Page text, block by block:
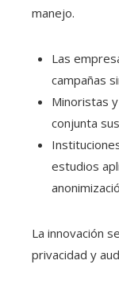
manejo.
Las
campañas
Minoristas
conjunta
estudios
La innovación
privacidad y